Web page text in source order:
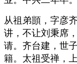
从祖弟顗，字彦
讲，不让刘秉席
请。齐台建，世
籍。太祖受禅，